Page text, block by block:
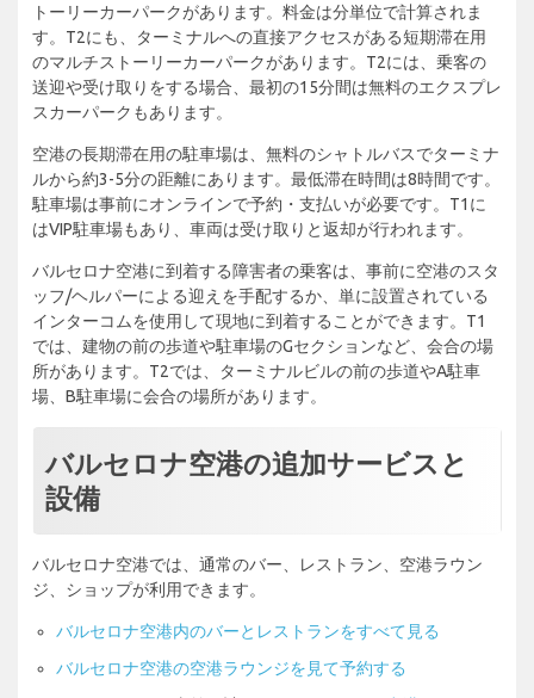
トーリーカーパークがあります。料金は分単位で計算されま
す。T2にも、ターミナルへの直接アクセスがある短期滞在用
のマルチストーリーカーパークがあります。T2には、乗客の
送迎や受け取りをする場合、最初の15分間は無料のエクスプレ
スカーパークもあります。
空港の長期滞在用の駐車場は、無料のシャトルバスでターミナ
ルから約3-5分の距離にあります。最低滞在時間は8時間です。
駐車場は事前にオンラインで予約・支払いが必要です。T1に
はVIP駐車場もあり、車両は受け取りと返却が行われます。
バルセロナ空港に到着する障害者の乗客は、事前に空港のスタ
ッフ/ヘルパーによる迎えを手配するか、単に設置されている
インターコムを使用して現地に到着することができます。T1
では、建物の前の歩道や駐車場のGセクションなど、会合の場
所があります。T2では、ターミナルビルの前の歩道やA駐車
場、B駐車場に会合の場所があります。
バルセロナ空港の追加サービスと
設備
バルセロナ空港では、通常のバー、レストラン、空港ラウン
ジ、ショップが利用できます。
バルセロナ空港内のバーとレストランをすべて見る
バルセロナ空港の空港ラウンジを見て予約する